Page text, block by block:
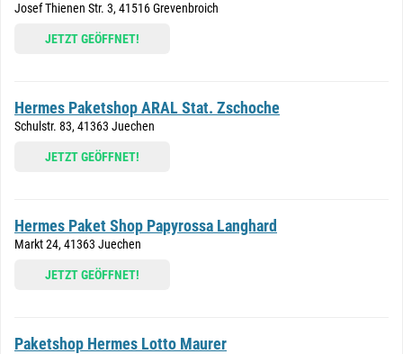
Josef Thienen Str. 3, 41516 Grevenbroich
JETZT GEÖFFNET!
Hermes Paketshop ARAL Stat. Zschoche
Schulstr. 83, 41363 Juechen
JETZT GEÖFFNET!
Hermes Paket Shop Papyrossa Langhard
Markt 24, 41363 Juechen
JETZT GEÖFFNET!
Paketshop Hermes Lotto Maurer